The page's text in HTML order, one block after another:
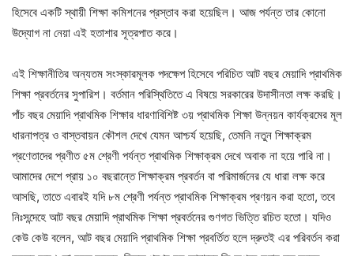
হিসেবে একটি স্থায়ী শিক্ষা কমিশনের প্রস্তাব করা হয়েছিল। আজ পর্যন্ত তার কোনো
উদ্যোগ না নেয়া এই হতাশার সূত্রপাত করে।
এই শিক্ষানীতির অন্যতম সংস্কারমূলক পদক্ষেপ হিসেবে পরিচিত আট বছর মেয়াদি প্রাথমিক
শিক্ষা প্রবর্তনের সুপারিশ। বর্তমান পরিস্থিতিতে এ বিষয়ে সরকারের উদাসীনতা লক্ষ করছি।
পাঁচ বছর মেয়াদি প্রাথমিক শিক্ষার ধারণাবিশিষ্ট ৩য় প্রাথমিক শিক্ষা উন্নয়ন কার্যক্রমের মূল
ধারনাপত্র ও বাস্তবায়ন কৌশল দেখে যেমন আশ্চর্য হয়েছি, তেমনি নতুন শিক্ষাক্রম
প্রণেতাদের প্রণীত ৫ম শ্রেণী পর্যন্ত প্রাথমিক শিক্ষাক্রম দেখে অবাক না হয়ে পারি না।
আমাদের দেশে প্রায় ১০ বছরান্তে শিক্ষাক্রম প্রবর্তন বা পরিমার্জনের যে ধারা লক্ষ করে
আসছি, তাতে এবারই যদি ৮ম শ্রেণী পর্যন্ত প্রাথমিক শিক্ষাক্রম প্রণয়ন করা হতো, তবে
নিঃসন্দেহে আট বছর মেয়াদি প্রাথমিক শিক্ষা প্রবর্তনের গুণগত ভিত্তি রচিত হতো। যদিও
কেউ কেউ বলেন, আট বছর মেয়াদি প্রাথমিক শিক্ষা প্রবর্তিত হলে দ্রুতই এর পরিবর্তন করা